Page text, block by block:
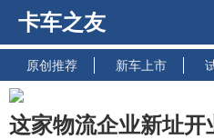
卡车之友
原创推荐 新车上市
这家物流企业新址开